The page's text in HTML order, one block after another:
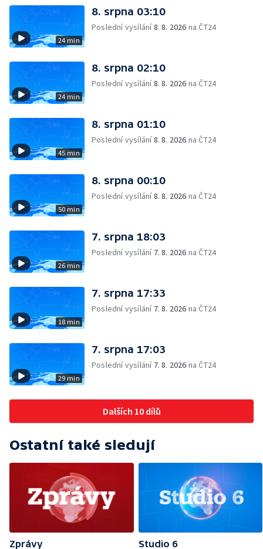
24 min
8. srpna 03:10
Poslední vysílání8. 8. 2026 na ČT24
24 min
8. srpna 02:10
Poslední vysílání8. 8. 2026 na ČT24
45 min
8. srpna 01:10
Poslední vysílání8. 8. 2026 na ČT24
50 min
8. srpna 00:10
Poslední vysílání8. 8. 2026 na ČT24
26 min
7. srpna 18:03
Poslední vysílání 7. 8. 2026 na ČT24
18 min
7. srpna 17:33
Poslední vysílání 7. 8. 2026 na ČT24
29 min
7. srpna 17:03
Poslední vysílání 7. 8. 2026 na ČT24
Dalších 10 dílů
Ostatní také sledují
Zprávy
Studio 6